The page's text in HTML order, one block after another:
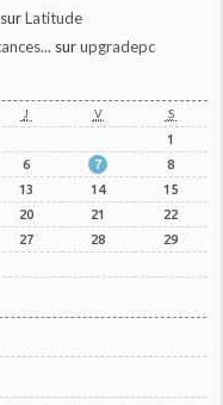
surLatitude
surupgradepc
J V S
1
6 7
8
13 14
15
20 21
22
27 28
29